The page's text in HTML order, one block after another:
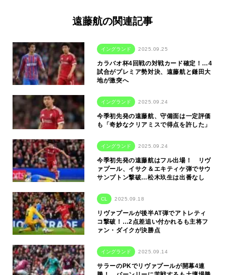
遠藤航の関連記事
イングランド 2025.09.25
カラバオ杯4回戦の対戦カード確定！…4
試合がプレミア勢対決、遠藤航と鎌田大
地が激突へ
イングランド 2025.09.24
今季初先発の遠藤航、守備面は一定評価
も「奇妙なクリアミスで得点を許した」
イングランド 2025.09.24
今季初先発の遠藤航はフル出場！ リヴ
ァプール、イサク＆エキティケ弾でサウ
サンプトン撃破…松木玖生は出番なし
CL 2025.09.18
リヴァプールが後半AT弾でアトレティ
コ撃破！…2点差追い付かれるも主将フ
ァン・ダイクが決勝点
イングランド 2025.09.14
サラーのPKでリヴァプールが開幕4連